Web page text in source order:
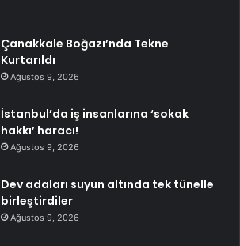
Çanakkale Boğazı’nda Tekne
Kurtarıldı
Ağustos 9, 2026
İstanbul’da iş insanlarına ‘sokak
hakkı’ haracı!
Ağustos 9, 2026
Dev adaları suyun altında tek tünelle
birleştirdiler
Ağustos 9, 2026